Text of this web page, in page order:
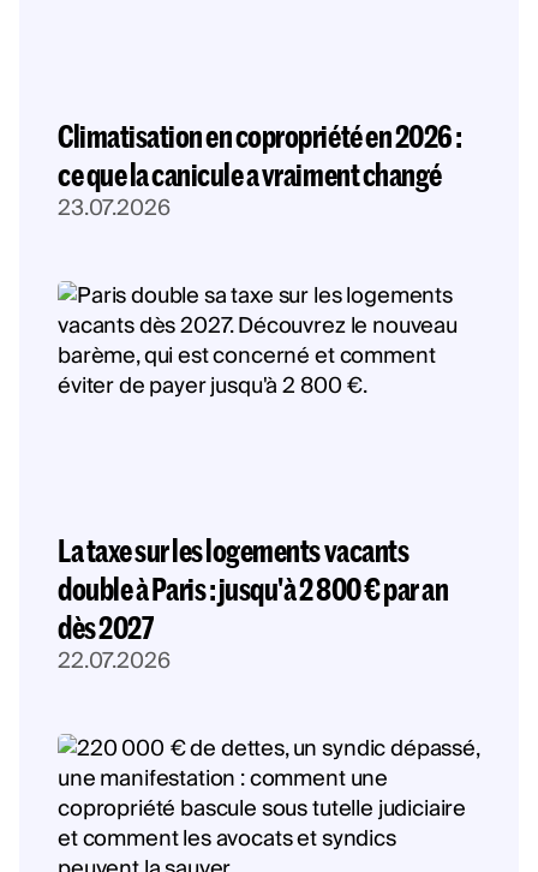
Climatisation en copropriété en 2026 :
ce que la canicule a vraiment changé
23.07.2026
La taxe sur les logements vacants
double à Paris : jusqu'à 2 800 € par an
dès 2027
22.07.2026